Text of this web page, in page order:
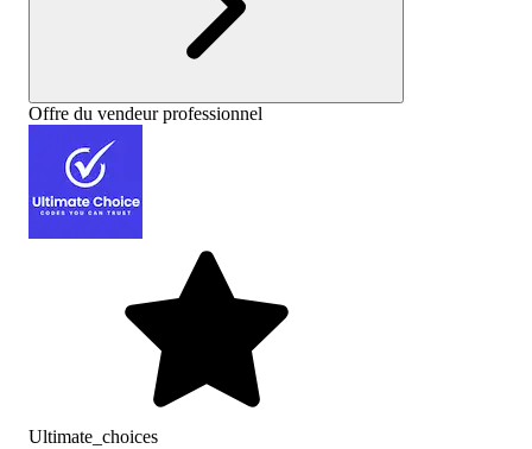
Offre du vendeur professionnel
Ultimate_choices